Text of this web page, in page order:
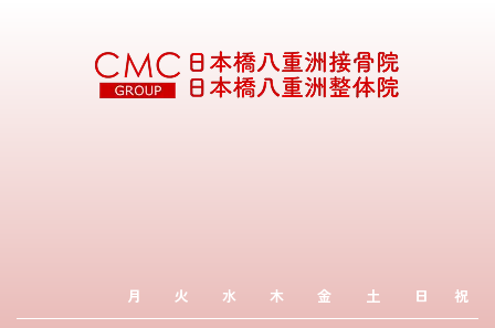
月 火 水 木 金 土 日 祝